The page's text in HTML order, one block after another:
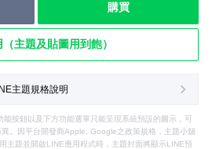
購買
主題及貼圖用到飽）
主題規格說明
按鈕以及下方功能選單只能呈現系統預設的圖示，可
。因平台開發商Apple, Google之政策規格，主題小舖
主題並開啟LINE應用程式時，主題封面將顯示LINE預